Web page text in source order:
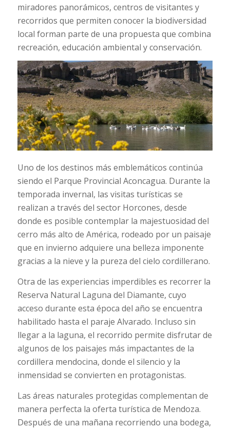
miradores panorámicos, centros de visitantes y
recorridos que permiten conocer la biodiversidad
local forman parte de una propuesta que combina
recreación, educación ambiental y conservación.
Uno de los destinos más emblemáticos continúa
siendo el Parque Provincial Aconcagua. Durante la
temporada invernal, las visitas turísticas se
realizan a través del sector Horcones, desde
donde es posible contemplar la majestuosidad del
cerro más alto de América, rodeado por un paisaje
que en invierno adquiere una belleza imponente
gracias a la nieve y la pureza del cielo cordillerano.
Otra de las experiencias imperdibles es recorrer la
Reserva Natural Laguna del Diamante, cuyo
acceso durante esta época del año se encuentra
habilitado hasta el paraje Alvarado. Incluso sin
llegar a la laguna, el recorrido permite disfrutar de
algunos de los paisajes más impactantes de la
cordillera mendocina, donde el silencio y la
inmensidad se convierten en protagonistas.
Las áreas naturales protegidas complementan de
manera perfecta la oferta turística de Mendoza.
Después de una mañana recorriendo una bodega,